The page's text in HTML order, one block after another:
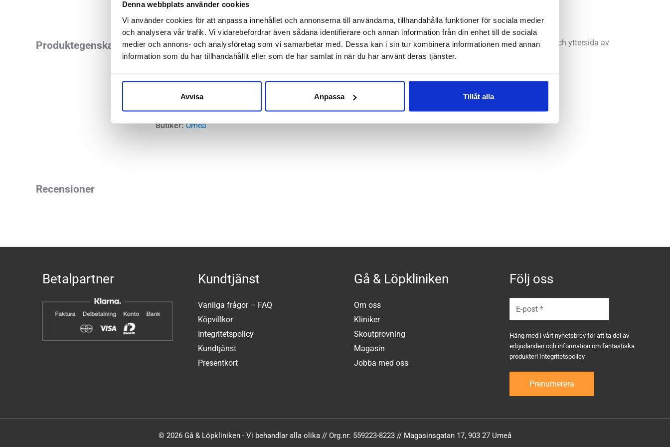
Denna webbplats använder cookies
Vi använder cookies för att anpassa innehållet och annonserna till användarna, tillhandahålla funktioner för sociala medier
och analysera vår trafik. Vi vidarebefordrar även sådana identifierare och annan information från din enhet till de sociala
medier och annons- och analysföretag som vi samarbetar med. Dessa kan i sin tur kombinera informationen med annan
information som du har tillhandahållit eller som de har samlat in när du har använt deras tjänster.
Avvisa Anpassa Tillåt alla
Produktegenskaper
Allvädersstövel med en liten klack. Yttersula i gummi som ger bra grepp och god slitstyrka. Dragkedja på både in- och yttersida av
vristen ger skon ett rymligt isteg.
Läst:Normal, bred
Material:
Butiker: Umeå
Recensioner
Betalpartner Kundtjänst
Vanliga frågor – FAQ
Köpvillkor
Integritetspolicy
Kundtjänst
Presentkort
Gå & Löpkliniken
Om oss
Kliniker
Skoutprovning
Magasin
Jobba med oss
Följ oss
Häng med i vårt nyhetsbrev för att ta del av
erbjudanden och information om fantastiska
produkter! Integritetspolicy
© 2026 Gå & Löpkliniken - Vi behandlar alla olika // Org.nr: 559223-8223 // Magasinsgatan 17, 903 27 Umeå